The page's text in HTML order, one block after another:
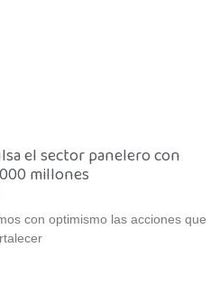
el sector panelero con
millones
con optimismo las acciones que